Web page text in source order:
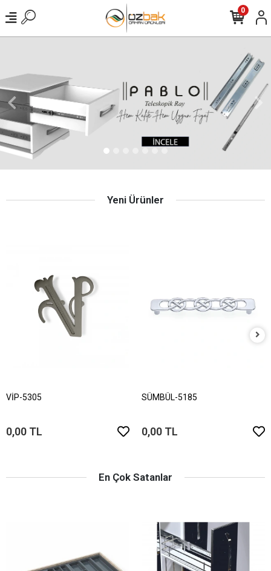
0
Yeni Ürünler
VİP-5305
0,00 TL
SÜMBÜL-5185
0,00 TL
En Çok Satanlar